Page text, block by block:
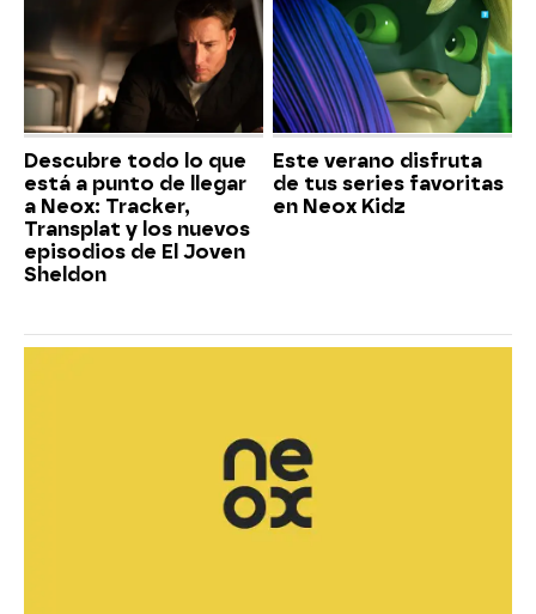
Descubre todo lo que
está a punto de llegar
a Neox: Tracker,
Transplat y los nuevos
episodios de El Joven
Sheldon
Este verano disfruta
de tus series favoritas
en Neox Kidz